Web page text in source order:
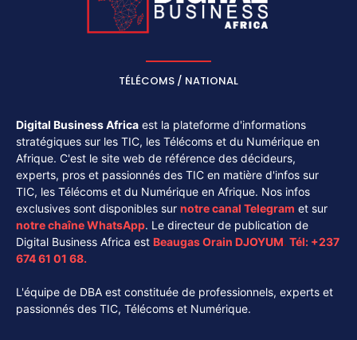
TÉLÉCOMS / NATIONAL
Digital Business Africa est la plateforme d'informations
stratégiques sur les TIC, les Télécoms et du Numérique en
Afrique. C'est le site web de référence des décideurs,
experts, pros et passionnés des TIC en matière d'infos sur
TIC, les Télécoms et du Numérique en Afrique. Nos infos
exclusives sont disponibles sur notre canal Telegram et sur
notre chaîneWhatsApp. Le directeur de publication de
Digital Business Africa est Beaugas Orain DJOYUM. Tél: +237
674 61 01 68.
L'équipe de DBA est constituée de professionnels, experts et
passionnés des TIC, Télécoms et Numérique.